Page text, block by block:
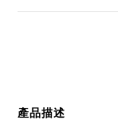
產品描述